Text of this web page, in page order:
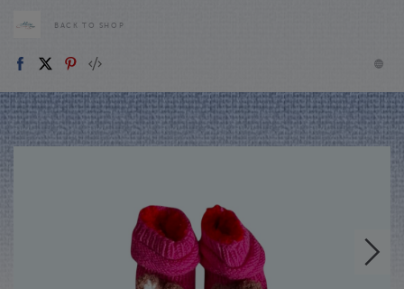
BACK TO SHOP